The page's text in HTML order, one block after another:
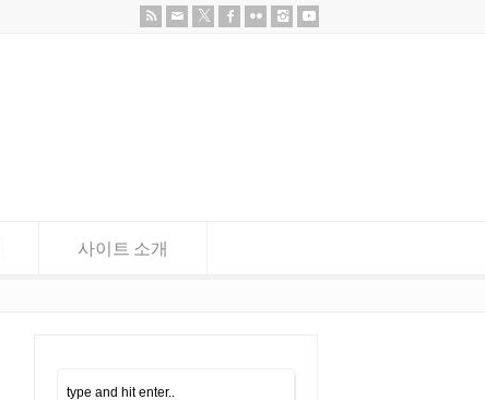
사이트 소개